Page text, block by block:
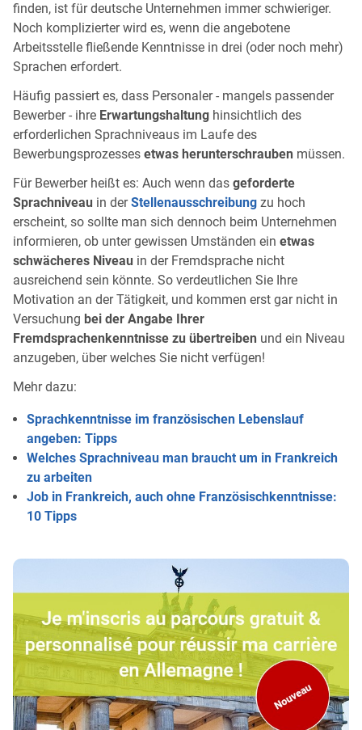
finden, ist für deutsche Unternehmen immer schwieriger.
Noch komplizierter wird es, wenn die angebotene
Arbeitsstelle fließende Kenntnisse in drei (oder noch mehr)
Sprachen erfordert.
Häufig passiert es, dass Personaler - mangels passender
Bewerber - ihre Erwartungshaltung hinsichtlich des
erforderlichen Sprachniveaus im Laufe des
Bewerbungsprozesses etwas herunterschrauben müssen.
Für Bewerber heißt es: Auch wenn das geforderte
Sprachniveau in derStellenausschreibung zu hoch
erscheint, so sollte man sich dennoch beim Unternehmen
informieren, ob unter gewissen Umständen ein etwas
schwächeres Niveau in der Fremdsprache nicht
ausreichend sein könnte. So verdeutlichen Sie Ihre
Motivation an der Tätigkeit, und kommen erst gar nicht in
Versuchung bei der Angabe Ihrer
Fremdsprachenkenntnisse zu übertreiben und ein Niveau
anzugeben, über welches Sie nicht verfügen!
Mehr dazu:
Sprachkenntnisse im französischen Lebenslauf
angeben: Tipps
Welches Sprachniveau man braucht um in Frankreich
zu arbeiten
Job in Frankreich, auch ohne Französischkenntnisse:
10 Tipps